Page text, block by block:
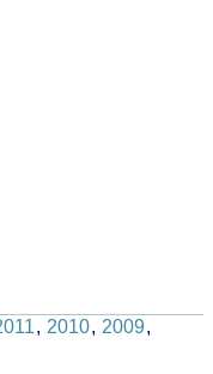
, 2010, 2009,